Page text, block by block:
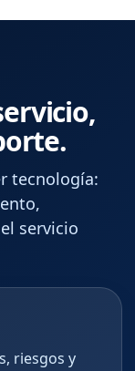
tecnología:
servicio
riesgos y